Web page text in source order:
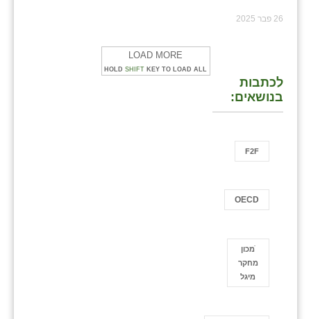
26 פבר 2025
LOAD MORE
HOLD SHIFT KEY TO LOAD ALL
לכתבות
בנושאים:
F2F
OECD
ֿמכון
מחקר
מיגל